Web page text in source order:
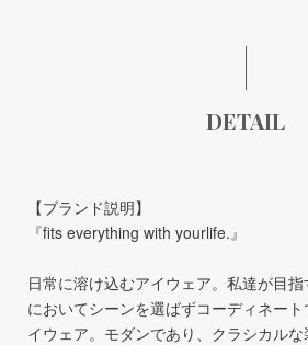
DETAIL
【ブランド説明】
『fits everything with yourlife.』
日常に溶け込むアイウェア。私達が目
においてシーンを選ばずコーディネー
イウェア。モダンであり、クラシカル